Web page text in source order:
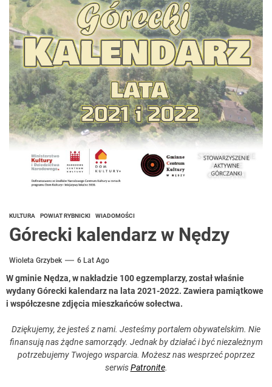
KULTURA POWIAT RYBNICKI WIADOMOŚCI
Górecki kalendarz w Nędzy
Wioleta Grzybek 6 Lat Ago
W gminie Nędza, w nakładzie 100 egzemplarzy, został właśnie
wydany Górecki kalendarz na lata 2021-2022. Zawiera pamiątkowe
i współczesne zdjęcia mieszkańców sołectwa.
Dziękujemy, że jesteś z nami. Jesteśmy portalem obywatelskim. Nie
finansują nas żądne samorządy. Jednak by działać i być niezależnym
potrzebujemy Twojego wsparcia. Możesz nas wesprzeć poprzez
serwisPatronite.